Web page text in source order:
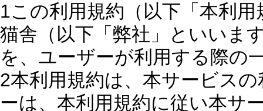
1この利用規約（以下「本利
猫舎（以下「弊社」といいま
を、ユーザーが利用する際の
2本利用規約は、本サービス
ーは、本利用規約に従い本サ